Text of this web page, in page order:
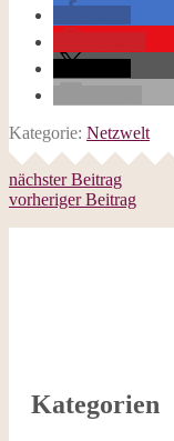
Kategorie: Netzwelt
nächster Beitrag
vorheriger Beitrag
Kategorien